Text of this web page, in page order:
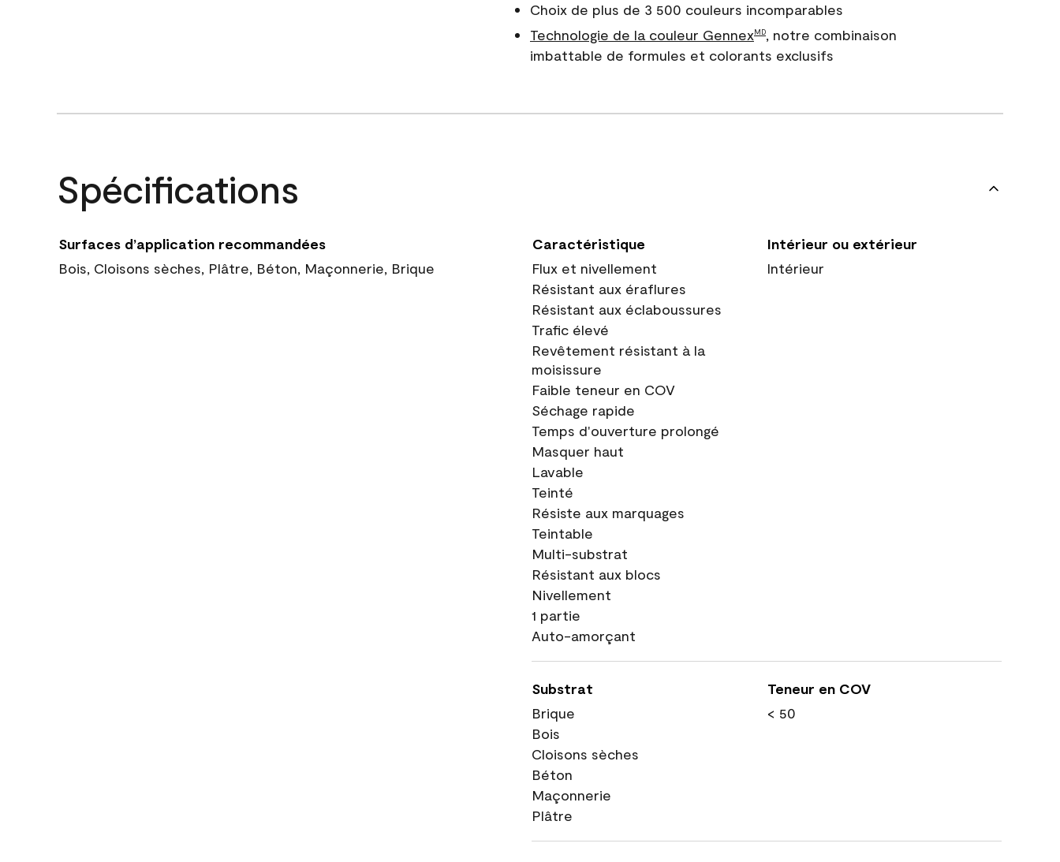
Choix de plus de 3 500 couleurs incomparables
Technologie de la couleur GennexMD, notre combinaison
imbattable de formules et colorants exclusifs
Spécifications
Surfaces d’application recommandées
Bois, Cloisons sèches, Plâtre, Béton, Maçonnerie, Brique
Caractéristique
Flux et nivellement
Résistant aux éraflures
Résistant aux éclaboussures
Trafic élevé
Revêtement résistant à la
moisissure
Faible teneur en COV
Séchage rapide
Temps d'ouverture prolongé
Masquer haut
Lavable
Teinté
Résiste aux marquages
Teintable
Multi-substrat
Résistant aux blocs
Nivellement
1 partie
Auto-amorçant
Intérieur ou extérieur
Intérieur
Substrat
Brique
Bois
Cloisons sèches
Béton
Maçonnerie
Plâtre
Teneur en COV
< 50